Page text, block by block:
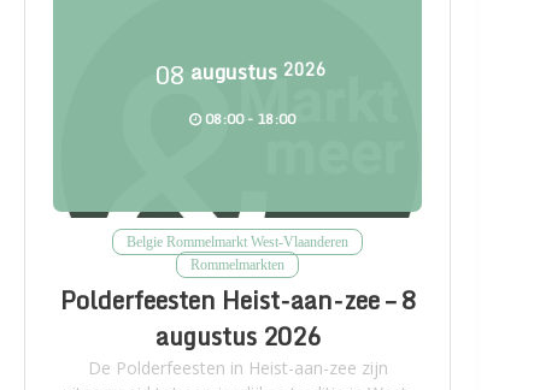
08 augustus 2026
08:00 - 18:00
Belgie Rommelmarkt West-Vlaanderen
Rommelmarkten
Polderfeesten Heist-aan-zee – 8
augustus 2026
De Polderfeesten in Heist-aan-zee zijn